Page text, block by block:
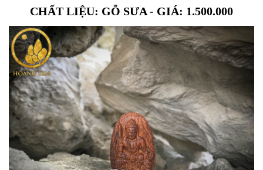
CHẤT LIỆU: GỖ SƯA - GIÁ: 1.500.000